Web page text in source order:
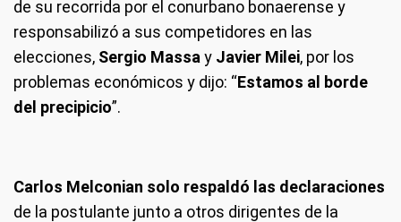
de su recorrida por el conurbano bonaerense y
responsabilizó a sus competidores en las
elecciones, Sergio Massa y Javier Milei, por los
problemas económicos y dijo: “Estamos al borde
del precipicio”.
Carlos Melconian solo respaldó las declaraciones
de la postulante junto a otros dirigentes de la